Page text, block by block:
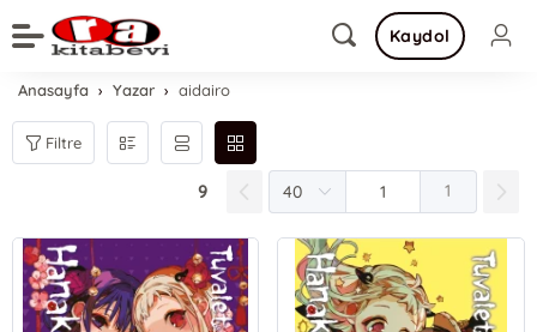
Kaydol
Anasayfa Yazar aidairo
Filtre
9 1